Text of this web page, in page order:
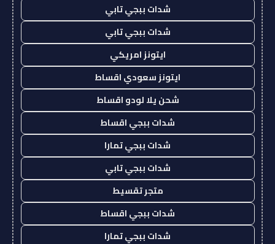
شدات ببجي تابي
شدات ببجي تابي
ايتونز امريكي
ايتونز سعودي اقساط
شحن يلا لودو اقساط
شدات ببجي اقساط
شدات ببجي تمارا
شدات ببجي تابي
متجر تقسيط
شدات ببجي اقساط
شدات ببجي تمارا